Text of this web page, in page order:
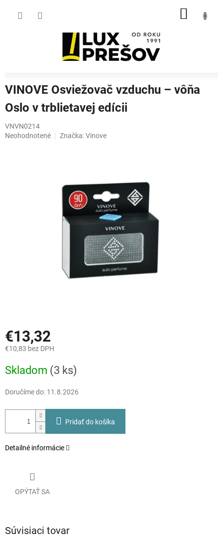
VINOVE Osviežovač vzduchu – vôňa
Oslo v trblietavej edícii
VNVN0214
Priemerné
Neohodnotené Značka:Vinove
€13,32
€10,83 bez DPH
cena:
Skladom (3 ks)
Doručíme do: 11.8.2026
Pridať do košíka
Detailné informácie
OPÝTAŤ SA
Súvisiaci tovar